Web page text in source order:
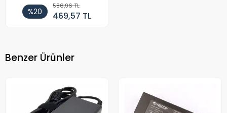
%20
586,96 TL
469,57 TL
Benzer Ürünler